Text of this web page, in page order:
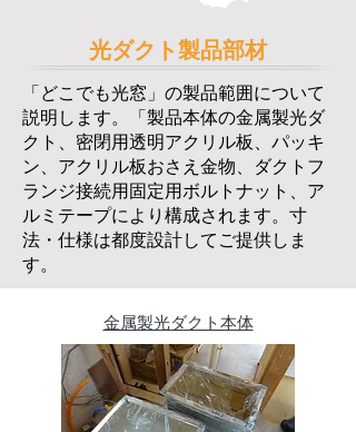
光ダクト製品部材
「どこでも光窓」の製品範囲について
説明します。「製品本体の金属製光ダ
クト、密閉用透明アクリル板、パッキ
ン、アクリル板おさえ金物、ダクトフ
ランジ接続用固定用ボルトナット、ア
ルミテープにより構成されます。寸
法・仕様は都度設計してご提供しま
す。
金属製光ダクト本体